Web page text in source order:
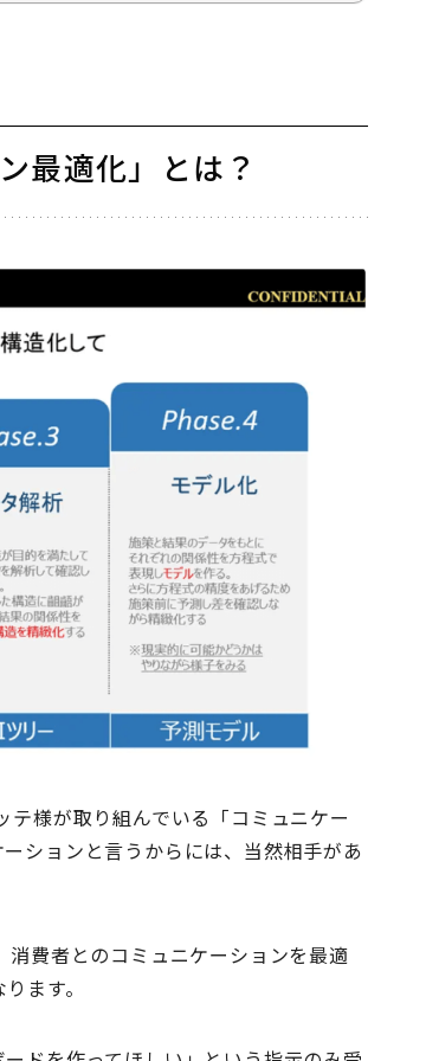
最適化」とは？
テ様が取り組んでいる「コミュニケー
ションと言うからには、当然相手があ
消費者とのコミュニケーションを最適
ます。